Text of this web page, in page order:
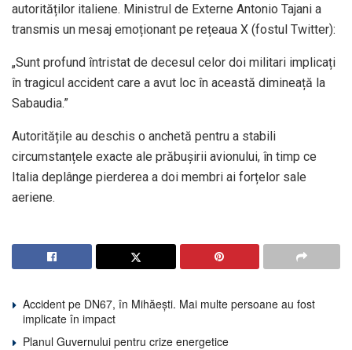
autorităților italiene. Ministrul de Externe Antonio Tajani a
transmis un mesaj emoționant pe rețeaua X (fostul Twitter):
„Sunt profund întristat de decesul celor doi militari implicați
în tragicul accident care a avut loc în această dimineață la
Sabaudia.”
Autoritățile au deschis o anchetă pentru a stabili
circumstanțele exacte ale prăbușirii avionului, în timp ce
Italia deplânge pierderea a doi membri ai forțelor sale
aeriene.
Accident pe DN67, în Mihăești. Mai multe persoane au fost
implicate în impact
Planul Guvernului pentru crize energetice